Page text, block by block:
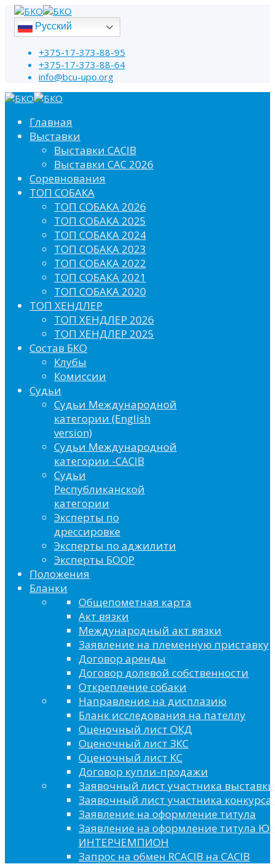
Русский
+375-17-373-88-95
+375-17-373-88-64
info@bcu-upo.org
Главная
Выставки
Выставки CACIB
Выставки САС 2026
Соревнования
ТОП СОБАКА
ТОП СОБАКА 2026
ТОП СОБАКА 2025
ТОП СОБАКА 2024
ТОП СОБАКА 2023
ТОП СОБАКА 2022
ТОП СОБАКА 2021
ТОП СОБАКА 2020
ТОП ХЕНДЛЕР
ТОП ХЕНДЛЕР 2026
ТОП ХЕНДЛЕР 2025
Состав БКО
Клубы
Комиссии
Судьи
Судьи Международной
категории (English
version)
Судьи Международной
категории -CACIB
Судьи
Республиканской
категории
Эксперты по
дрессировке
Эксперты по аджилити
Эксперты БООР
Положения
Бланки
Общепометная карта
Акт вязки
Международный акт вязки
Заявление на племенную приставку
Договор аренды
Договор долевой собственности
Открепление собаки
Направление на дисплазию
Бланк исследования на пателлу
Оценочный лист ОКД
Оценочный лист ЗКС
Оценочный лист КС
Договор купли-продажи
Заявочный лист участника выставки
Заявочный лист участника конкурса
Заявление на оформление титула
Заявление на оформление титула
ИНТЕРЧЕМПИОН
Запрос на обмен RCACIB на CACIB